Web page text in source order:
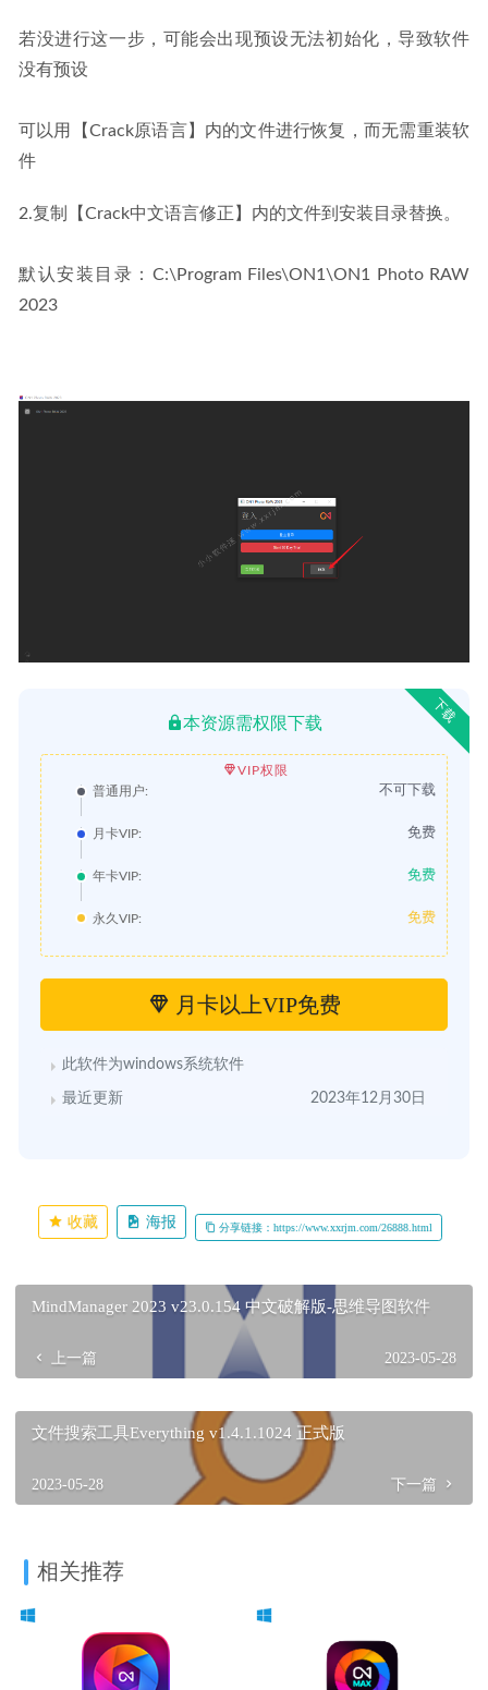
若没进行这一步，可能会出现预设无法初始化，导致软件
没有预设
可以用【Crack原语言】内的文件进行恢复，而无需重装软
件
2.复制【Crack中文语言修正】内的文件到安装目录替换。
默认安装目录：C:\Program Files\ON1\ON1 Photo RAW
2023
下载
本资源需权限下载
VIP权限
普通用户:
不可下载
月卡VIP: 免费
年卡VIP: 免费
永久VIP: 免费
月卡以上VIP免费
此软件为windows系统软件
最近更新 2023年12月30日
收藏 海报 分享链接：https://www.xxrjm.com/26888.html
MindManager 2023 v23.0.154 中文破解版-思维导图软件
上一篇 2023-05-28
文件搜索工具Everything v1.4.1.1024 正式版
2023-05-28 下一篇
相关推荐